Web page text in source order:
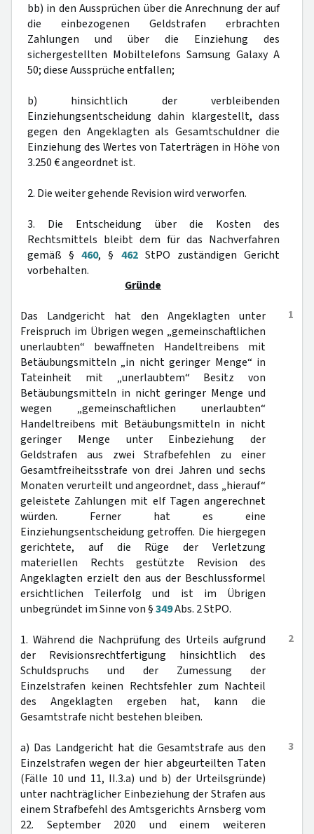
bb) in den Aussprüchen über die Anrechnung der auf
die einbezogenen Geldstrafen erbrachten
Zahlungen und über die Einziehung des
sichergestellten Mobiltelefons Samsung Galaxy A
50; diese Aussprüche entfallen;
b) hinsichtlich der verbleibenden
Einziehungsentscheidung dahin klargestellt, dass
gegen den Angeklagten als Gesamtschuldner die
Einziehung des Wertes von Taterträgen in Höhe von
3.250 € angeordnet ist.
2. Die weiter gehende Revision wird verworfen.
3. Die Entscheidung über die Kosten des
Rechtsmittels bleibt dem für das Nachverfahren
gemäß §460, § 462StPO zuständigen Gericht
vorbehalten.
Gründe
1
Das Landgericht hat den Angeklagten unter
Freispruch im Übrigen wegen „gemeinschaftlichen
unerlaubten“ bewaffneten Handeltreibens mit
Betäubungsmitteln „in nicht geringer Menge“ in
Tateinheit mit „unerlaubtem“ Besitz von
Betäubungsmitteln in nicht geringer Menge und
wegen „gemeinschaftlichen unerlaubten“
Handeltreibens mit Betäubungsmitteln in nicht
geringer Menge unter Einbeziehung der
Geldstrafen aus zwei Strafbefehlen zu einer
Gesamtfreiheitsstrafe von drei Jahren und sechs
Monaten verurteilt und angeordnet, dass „hierauf“
geleistete Zahlungen mit elf Tagen angerechnet
würden. Ferner hat es eine
Einziehungsentscheidung getroffen. Die hiergegen
gerichtete, auf die Rüge der Verletzung
materiellen Rechts gestützte Revision des
Angeklagten erzielt den aus der Beschlussformel
ersichtlichen Teilerfolg und ist im Übrigen
unbegründet im Sinne von §349Abs. 2 StPO.
2
1. Während die Nachprüfung des Urteils aufgrund
der Revisionsrechtfertigung hinsichtlich des
Schuldspruchs und der Zumessung der
Einzelstrafen keinen Rechtsfehler zum Nachteil
des Angeklagten ergeben hat, kann die
Gesamtstrafe nicht bestehen bleiben.
3
a) Das Landgericht hat die Gesamtstrafe aus den
Einzelstrafen wegen der hier abgeurteilten Taten
(Fälle 10 und 11, II.3.a) und b) der Urteilsgründe)
unter nachträglicher Einbeziehung der Strafen aus
einem Strafbefehl des Amtsgerichts Arnsberg vom
22. September 2020 und einem weiteren